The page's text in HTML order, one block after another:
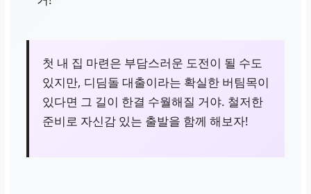
첫 내 집 마련은 부담스러운 도전이 될 수도
있지만, 디딤돌 대출이라는 확실한 버팀목이
있다면 그 길이 한결 수월해질 거야. 철저한
준비로 자신감 있는 출발을 함께 해보자!